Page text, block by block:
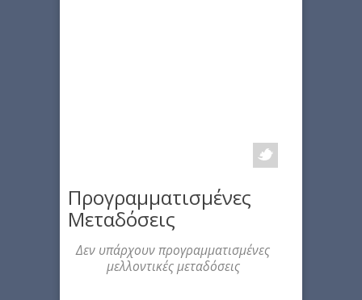
Προγραμματισμένες
Μεταδόσεις
Δεν υπάρχουν προγραμματισμένες
μελλοντικές μεταδόσεις